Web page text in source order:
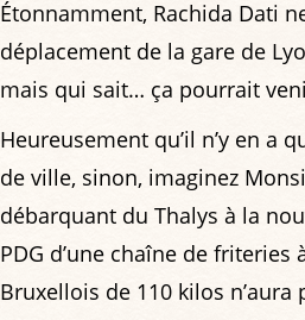
Étonnamment, Rachida Dati
déplacement de la gare de
mais qui sait… ça pourrait
Heureusement qu’il n’y en a
de ville, sinon, imaginez
débarquant du Thalys à la
PDG d’une chaîne de friteries
Bruxellois de 110 kilos n’aura